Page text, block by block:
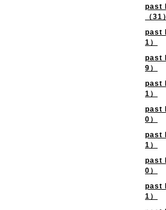
past
（31）
past
1）
past
9）
past
1）
past
0）
past
1）
past
0）
past
1）